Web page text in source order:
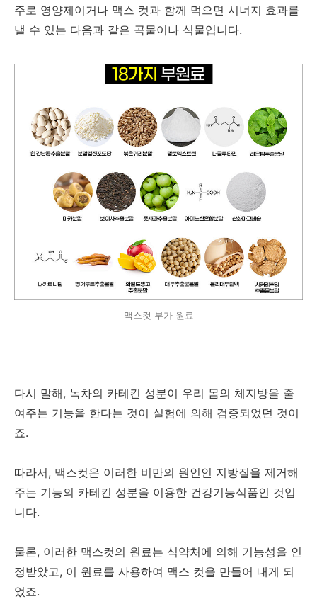
주로 영양제이거나 맥스 컷과 함께 먹으면 시너지 효과를
낼 수 있는 다음과 같은 곡물이나 식물입니다.
맥스컷 부가 원료
다시 말해, 녹차의 카테킨 성분이 우리 몸의 체지방을 줄
여주는 기능을 한다는 것이 실험에 의해 검증되었던 것이
죠.
따라서, 맥스컷은 이러한 비만의 원인인 지방질을 제거해
주는 기능의 카테킨 성분을 이용한 건강기능식품인 것입
니다.
물론, 이러한 맥스컷의 원료는 식약처에 의해 기능성을 인
정받았고, 이 원료를 사용하여 맥스 컷을 만들어 내게 되
었죠.